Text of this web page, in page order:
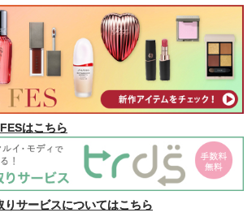
はこちら
サービスについてはこちら